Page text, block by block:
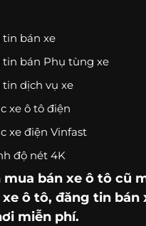
bán xe
bán Phụ tùng xe
dịch vụ xe
xe ô tô điện
xe điện Vinfast
độ nét 4K
mua bán xe ô tô cũ
ô tô, đăng tin bán
miễn phí.